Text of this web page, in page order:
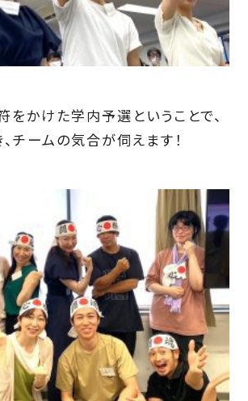
かけた学内予選ということで、
チームの気合が伺えます！